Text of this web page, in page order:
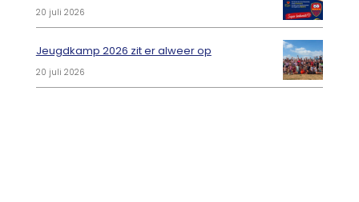
20 juli 2026
Jeugdkamp 2026 zit er alweer op
20 juli 2026